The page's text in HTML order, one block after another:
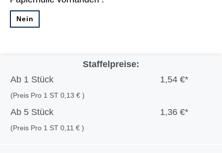
Nein
Staffelpreise:
Ab 1 Stück 1,54 €*
(Preis Pro 1 ST 0,13 € )
Ab 5 Stück 1,36 €*
(Preis Pro 1 ST 0,11 € )